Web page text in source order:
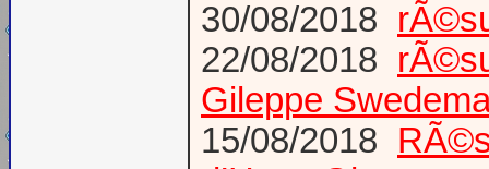
30/08/2018
22/08/2018
Gileppe
15/08/2018